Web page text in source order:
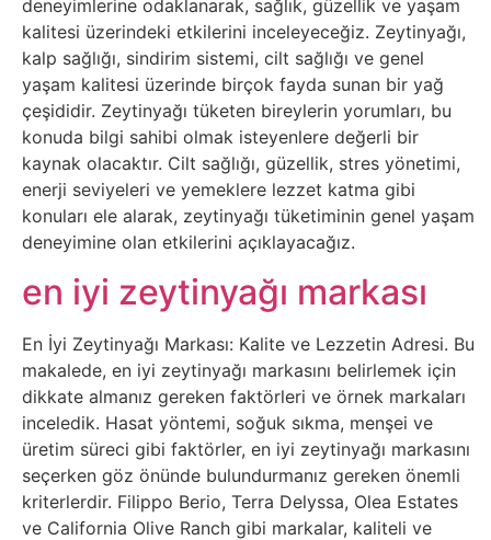
Elektronik
Cihazlar
Facebook
Felsefe
Finans
Genel
Gezi
Gizem
Grafik
&
deneyimlerine odaklanarak, sağlık, güzellik ve yaşam
kalitesi üzerindeki etkilerini inceleyeceğiz. Zeytinyağı,
kalp sağlığı, sindirim sistemi, cilt sağlığı ve genel
yaşam kalitesi üzerinde birçok fayda sunan bir yağ
çeşididir. Zeytinyağı tüketen bireylerin yorumları, bu
konuda bilgi sahibi olmak isteyenlere değerli bir
kaynak olacaktır. Cilt sağlığı, güzellik, stres yönetimi,
enerji seviyeleri ve yemeklere lezzet katma gibi
konuları ele alarak, zeytinyağı tüketiminin genel yaşam
deneyimine olan etkilerini açıklayacağız.
en iyi zeytinyağı markası
En İyi Zeytinyağı Markası: Kalite ve Lezzetin Adresi. Bu
makalede, en iyi zeytinyağı markasını belirlemek için
dikkate almanız gereken faktörleri ve örnek markaları
inceledik. Hasat yöntemi, soğuk sıkma, menşei ve
üretim süreci gibi faktörler, en iyi zeytinyağı markasını
seçerken göz önünde bulundurmanız gereken önemli
kriterlerdir. Filippo Berio, Terra Delyssa, Olea Estates
ve California Olive Ranch gibi markalar, kaliteli ve